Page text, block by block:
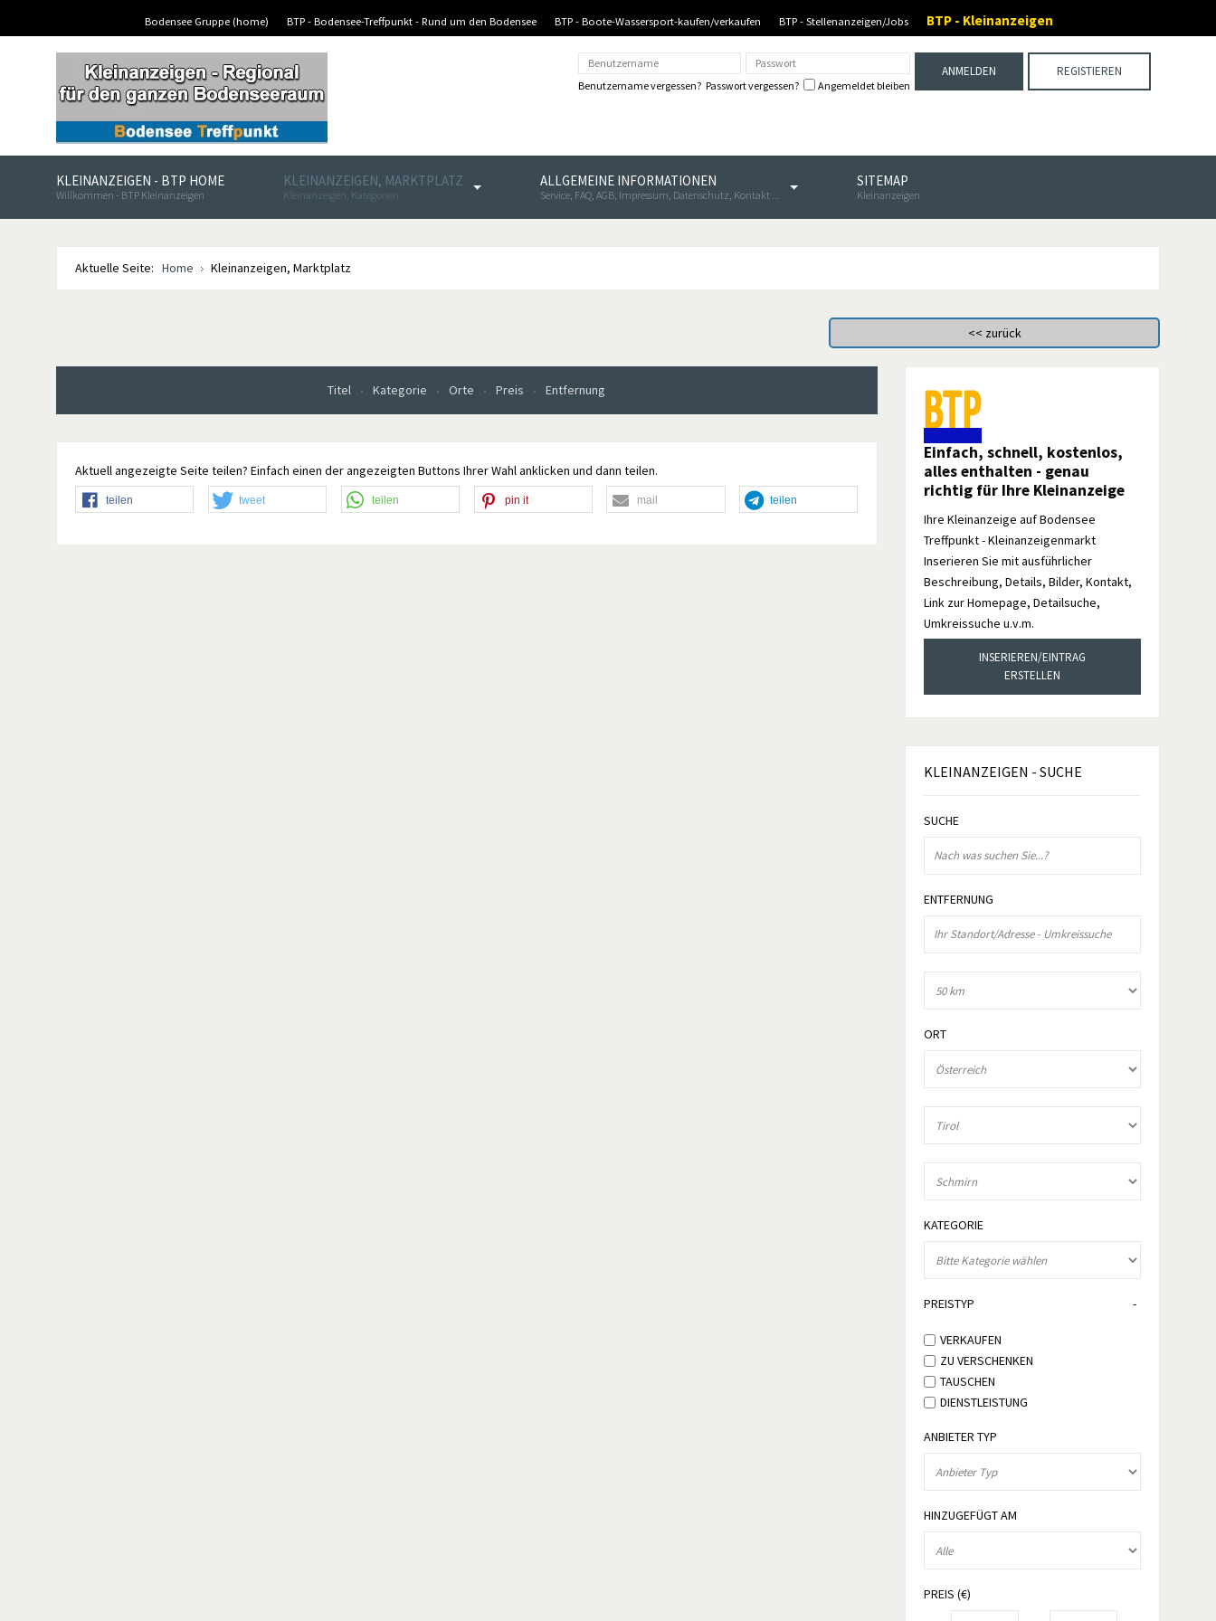
Bodensee Gruppe (home) BTP - Bodensee-Treffpunkt - Rund um den Bodensee BTP - Boote-Wassersport-kaufen/verkaufen BTP - Stellenanzeigen/Jobs BTP - Kleinanzeigen
REGISTIEREN
Benutzername vergessen? Passwort vergessen? Angemeldet bleiben
ANMELDEN
KLEINANZEIGEN - BTP HOME
Willkommen - BTP Kleinanzeigen
KLEINANZEIGEN, MARKTPLATZ
Kleinanzeigen, Kategorien
ALLGEMEINE INFORMATIONEN
Service, FAQ, AGB, Impressum, Datenschutz, Kontakt ...
SITEMAP
Kleinanzeigen
Aktuelle Seite: Home Kleinanzeigen, Marktplatz
Titel Kategorie Orte Preis Entfernung
Aktuell angezeigte Seite teilen? Einfach einen der angezeigten Buttons Ihrer Wahl anklicken und dann teilen.
teilen tweet teilen pin it mail teilen
Einfach, schnell, kostenlos,
alles enthalten - genau
richtig für Ihre Kleinanzeige
Ihre Kleinanzeige auf Bodensee
Treffpunkt - Kleinanzeigenmarkt
Inserieren Sie mit ausführlicher
Beschreibung, Details, Bilder, Kontakt,
Link zur Homepage, Detailsuche,
Umkreissuche u.v.m.
INSERIEREN/EINTRAG
ERSTELLEN
KLEINANZEIGEN - SUCHE
SUCHE
ENTFERNUNG
ORT
KATEGORIE
PREISTYP
VERKAUFEN
ZU VERSCHENKEN
TAUSCHEN
DIENSTLEISTUNG
ANBIETER TYP
HINZUGEFÜGT AM
PREIS (€)